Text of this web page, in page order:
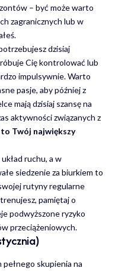
– być może warto
zagranicznych lub w
dzisiaj
Cię kontrolować lub
impulsywnie. Warto
pasje, aby później z
mają dzisiaj szansę na
aktywności związanych z
Twój największy
ruchu, a w
siedzenie za biurkiem to
rutyny regularne
pamiętaj o
podwyższone ryzyko
przeciążeniowych.
pełnego skupienia na